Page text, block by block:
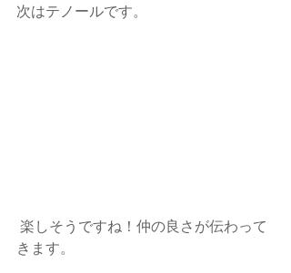
次はテノールです。
きます。